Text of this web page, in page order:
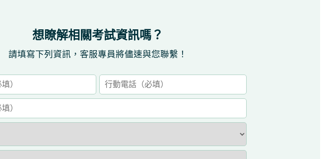
想瞭解相關考試資訊嗎？
請填寫下列資訊，客服專員將儘速與您聯繫！